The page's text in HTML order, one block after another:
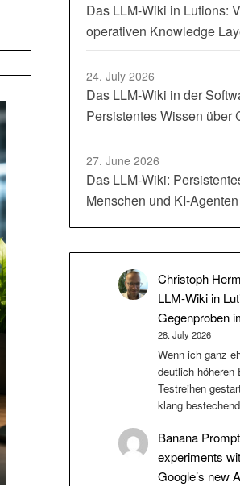
Das LLM-Wiki in Lutions:
operativen Knowledge
24. July 2026
Das LLM-Wiki in der
Persistentes Wissen über
27. June 2026
Das LLM-Wiki:
Menschen und KI-Agenten
Christoph
LLM-Wiki in
Gegenproben
28. July 2026
Wenn ich ganz
deutlich höheren
Testreihen
klang
Banana
experiments
Google’s new